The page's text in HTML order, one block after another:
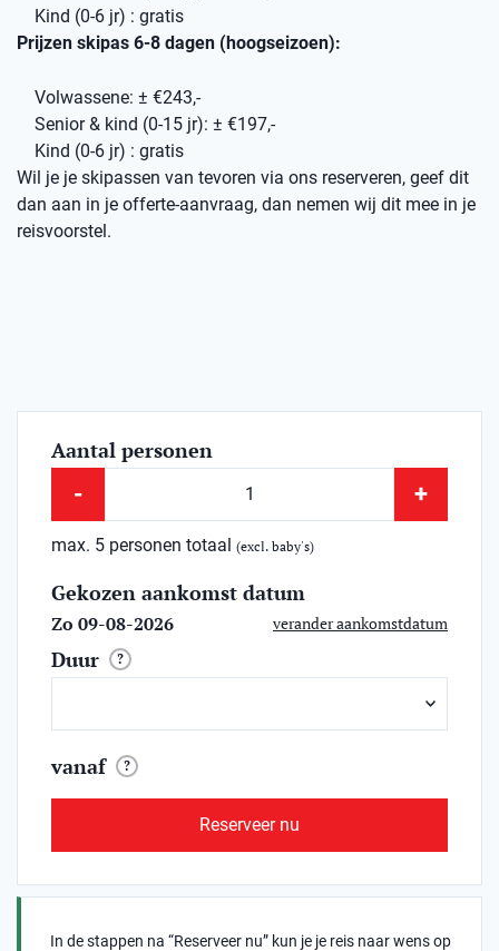
Kind (0-6 jr) : gratis
Prijzen skipas 6-8 dagen (hoogseizoen):
Volwassene: ± €243,-
Senior & kind (0-15 jr): ± €197,-
Kind (0-6 jr) : gratis
Wil je je skipassen van tevoren via ons reserveren, geef dit
dan aan in je offerte-aanvraag, dan nemen wij dit mee in je
reisvoorstel.
Aantal personen
- +
max. 5 personen totaal (excl. baby's)
Gekozen aankomst datum
Zo 09-08-2026 verander aankomstdatum
Duur ?
vanaf ?
Reserveer nu
In de stappen na “Reserveer nu” kun je je reis naar wens op